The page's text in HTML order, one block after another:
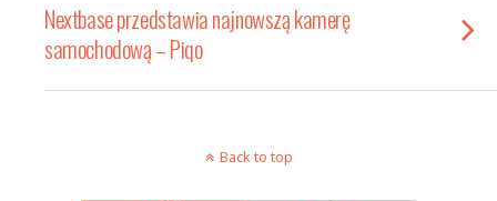
Nextbase przedstawia najnowszą kamerę
samochodową – Piqo
Back to top